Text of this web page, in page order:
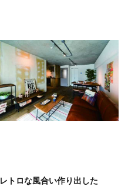
レトロな風合い作り出した